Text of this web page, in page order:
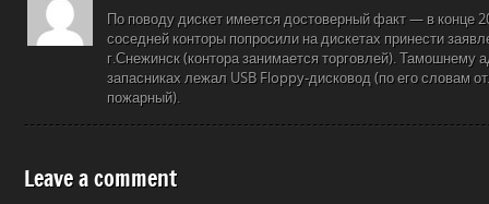
По поводу дискет имеется достоверный факт — в конце
соседней конторы попросили на дискетах принести
г.Снежинск (контора занимается торговлей). Тамошнему
запасниках лежал USB Floppy-дисковод (по его словам
пожарный).
Leave a comment